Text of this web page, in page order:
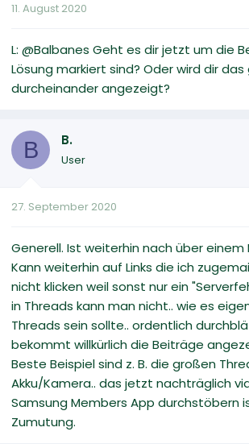
11. August 2020
L: @Balbanes Geht es dir jetzt um die
Lösung markiert sind? Oder wird dir das
durcheinander angezeigt?
B B.
User
27. September 2020
Generell. Ist weiterhin nach über einem
Kann weiterhin auf Links die ich
nicht klicken weil sonst nur ein
in Threads kann man nicht.. wie es
Threads sein sollte.. ordentlich
bekommt willkürlich die Beiträge
Beste Beispiel sind z. B. die großen
Akku/Kamera.. das jetzt nachträglich
Samsung Members App durchstöbern
Zumutung.